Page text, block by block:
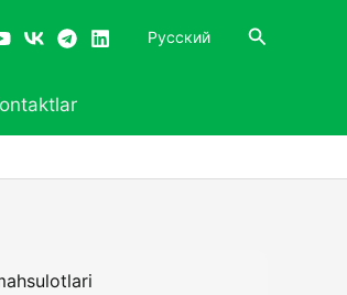
Русский Search